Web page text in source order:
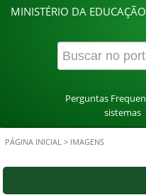
MINISTÉRIO DA EDUCAÇÃO
Perguntas
sistemas
PÁGINA INICIAL > IMAGENS